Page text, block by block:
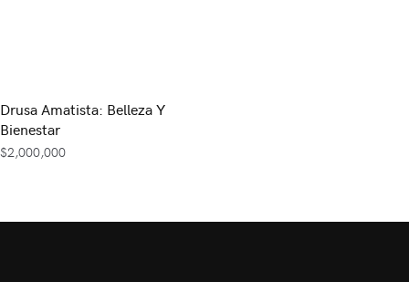
Drusa Amatista: Belleza Y
Bienestar
$2,000,000